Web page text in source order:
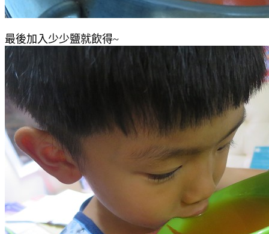
最後加入少少鹽就飲得~